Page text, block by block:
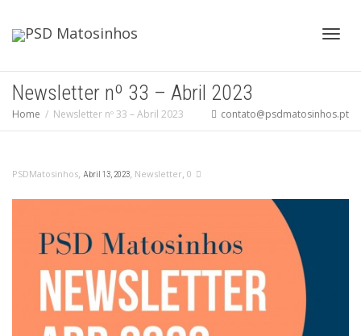
Newsletter nº 33 – Abril 2023
Home Newsletter nº 33 – Abril 2023 contato@psdmatosinhos.pt
PSDMatosinhos, Abril 13, 2023, Newsletter, 0